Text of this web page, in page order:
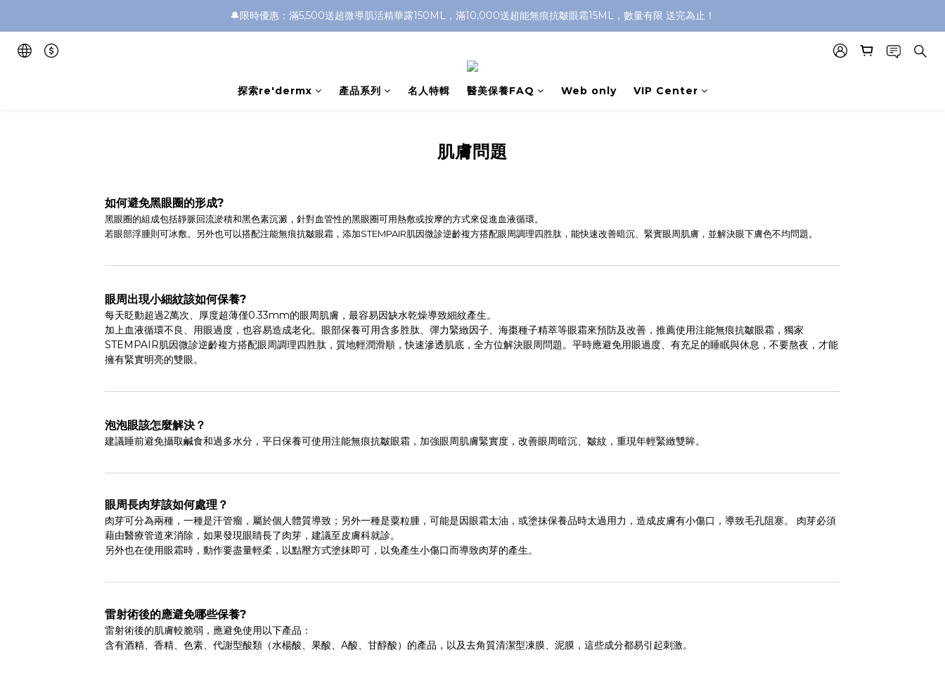
🔔限時優惠：滿5,500送超微導肌活精華露150ML，滿10,000送超能無痕抗皺眼霜15ML，數量有限 送完為止！
探索re'dermx 產品系列 名人特輯 醫美保養FAQ Web only VIP Center
肌膚問題
如何避免黑眼圈的形成?
黑眼圈的組成包括靜脈回流淤積和黑色素沉澱，針對血管性的黑眼圈可用熱敷或按摩的方式來促進血液循環。
若眼部浮腫則可冰敷。另外也可以搭配注能無痕抗皺眼霜，添加STEMPAIR肌因微診逆齡複方搭配眼周調理四胜肽，能快速改善暗沉、緊實眼周肌膚，並解決眼下膚色不均問題。
眼周出現小細紋該如何保養?
每天眨動超過2萬次、厚度超薄僅0.33mm的眼周肌膚，最容易因缺水乾燥導致細紋產生。
加上血液循環不良、用眼過度，也容易造成老化。眼部保養可用含多胜肽、彈力緊緻因子、海棗種子精萃等眼霜來預防及改善，推薦使用注能無痕抗皺眼霜，獨家
STEMPAIR肌因微診逆齡複方搭配眼周調理四胜肽，質地輕潤滑順，快速滲透肌底，全方位解決眼周問題。平時應避免用眼過度、有充足的睡眠與休息，不要熬夜，才能
擁有緊實明亮的雙眼。
泡泡眼該怎麼解決？
建議睡前避免攝取鹹食和過多水分，平日保養可使用注能無痕抗皺眼霜，加強眼周肌膚緊實度，改善眼周暗沉、皺紋，重現年輕緊緻雙眸。
眼周長肉芽該如何處理？
肉芽可分為兩種，一種是汗管瘤，屬於個人體質導致；另外一種是粟粒腫，可能是因眼霜太油，或塗抹保養品時太過用力，造成皮膚有小傷口，導致毛孔阻塞。 肉芽必須
藉由醫療管道來消除，如果發現眼睛長了肉芽，建議至皮膚科就診。
另外也在使用眼霜時，動作要盡量輕柔，以點壓方式塗抹即可，以免產生小傷口而導致肉芽的產生。
雷射術後的應避免哪些保養?
雷射術後的肌膚較脆弱，應避免使用以下產品：
含有酒精、香精、色素、代謝型酸類（水楊酸、果酸、A酸、甘醇酸）的產品，以及去角質清潔型凍膜、泥膜，這些成分都易引起刺激。